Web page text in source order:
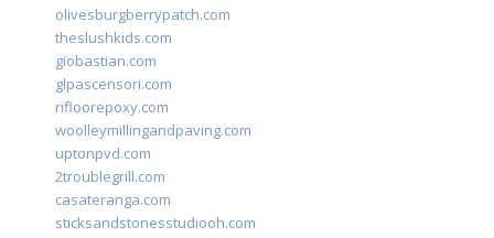
olivesburgberrypatch.com
theslushkids.com
giobastian.com
glpascensori.com
rifloorepoxy.com
woolleymillingandpaving.com
uptonpvd.com
2troublegrill.com
casateranga.com
sticksandstonesstudiooh.com